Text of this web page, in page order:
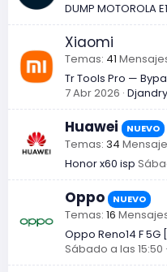
DUMP MOTOROLA
Xiaomi
Temas 41
7 Abr 2026
Huawei NUEVO
Temas 34
Honor x60 isp
Oppo NUEVO
Temas 16
Oppo Reno14 F 5G
Sábado a las 15:50